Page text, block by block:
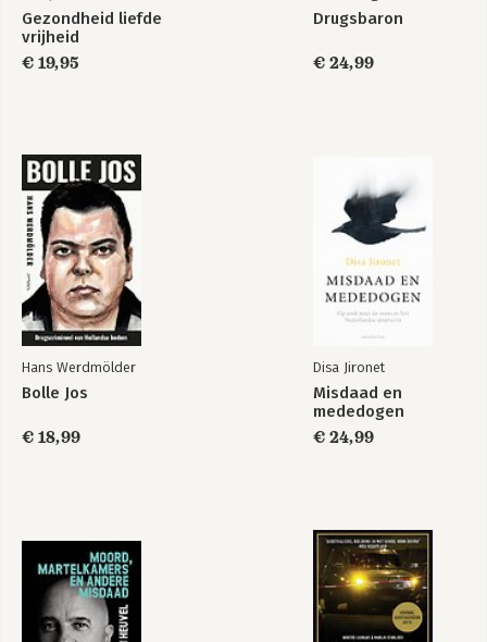
Bekijk alle boeken
Gezondheid liefde
vrijheid
€ 19,95
Drugsbaron
€ 24,99
Hans Werdmölder
Bolle Jos
€ 18,99
Disa Jironet
Misdaad en
mededogen
€ 24,99